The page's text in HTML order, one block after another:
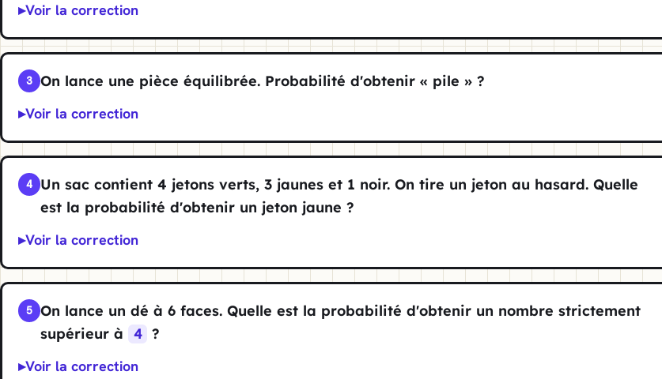
Voir la correction
3
On lance une pièce équilibrée. Probabilité d'obtenir « pile » ?
Voir la correction
4
Un sac contient 4 jetons verts, 3 jaunes et 1 noir. On tire un jeton au hasard. Quelle
est la probabilité d'obtenir un jeton jaune ?
Voir la correction
5
On lance un dé à 6 faces. Quelle est la probabilité d'obtenir un nombre strictement
supérieur à
4 ?
Voir la correction